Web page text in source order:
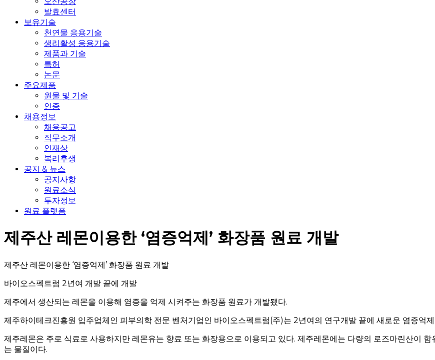
발효센터
보유기술
천연물 응용기술
생리활성 응용기술
제품과 기술
특허
논문
주요제품
원물 및 기술
인증
채용정보
채용공고
직무소개
인재상
복리후생
공지 & 뉴스
공지사항
원료소식
투자정보
원료 플랫폼
제주산 레몬이용한 ‘염증억제’ 화장품 원료 개발
제주산 레몬이용한 ‘염증억제’ 화장품 원료 개발
바이오스펙트럼 2년여 개발 끝에 개발
제주에서 생산되는 레몬을 이용해 염증을 억제 시켜주는 화장품 원료가 개발됐다.
제주하이테크진흥원 입주업체인 피부의학 전문 벤처기업인 바이오스펙트럼(주)는 2년여의 연구개발 끝에 새로운 염증억제
제주레몬은 주로 식료로 사용하지만 레몬유는 향료 또는 화장용으로 이용되고 있다. 제주레몬에는 다량의 로즈마린산이
는 물질이다.